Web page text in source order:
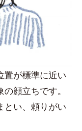
置が標準に近い
顔立ちです。
とい、頼りがい